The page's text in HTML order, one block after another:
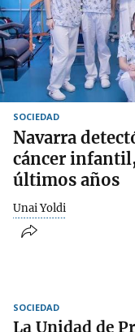
SOCIEDAD
Navarra
cáncer
últimos años
Unai Yoldi
SOCIEDAD
La Unidad de